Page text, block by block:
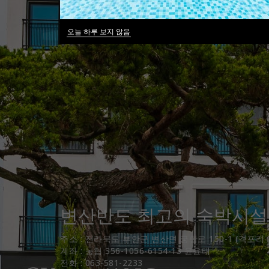
변산반도 최고의 숙박시설
주소 : 전라북도 부안군 변산면 궁항로 150-1 (격포리
계좌 : 농협 356-1056-6154-13 윤윤태
전화 : 063-581-2233
오늘 하루 보지 않음